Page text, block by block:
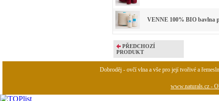
VENNE 100% BIO bavlna
PŘEDCHOZÍ
PRODUKT
Dobroděj - ovčí vlna a vše pro její tvořivé a
www.naturals.cz -